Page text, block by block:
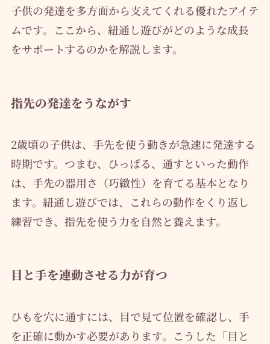
子供の発達を多方面から支えてくれる優れたアイテ
ムです。ここから、紐通し遊びがどのような成長
をサポートするのかを解説します。
指先の発達をうながす
2歳頃の子供は、手先を使う動きが急速に発達する
時期です。つまむ、ひっぱる、通すといった動作
は、手先の器用さ（巧緻性）を育てる基本となり
ます。紐通し遊びでは、これらの動作をくり返し
練習でき、指先を使う力を自然と養えます。
目と手を連動させる力が育つ
ひもを穴に通すには、目で見て位置を確認し、手
を正確に動かす必要があります。こうした「目と